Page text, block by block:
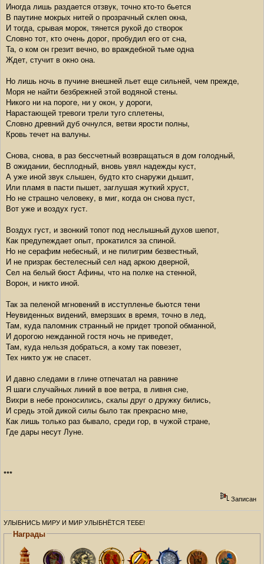
Иногда лишь раздается отзвук, точно кто-то бьется
В паутине мокрых нитей о прозрачный склеп окна,
И тогда, срывая морок, тянется рукой до створок
Словно тот, кто очень дорог, пробудил его от сна,
Та, о ком он грезит вечно, во враждебной тьме одна
Ждет, стучит в окно она.
Но лишь ночь в пучине внешней льет еще сильней, чем прежде,
Моря не найти безбрежней этой водяной стены.
Никого ни на пороге, ни у окон, у дороги,
Нарастающей тревоги трели туго сплетены,
Словно древний дуб очнулся, ветви ярости полны,
Кровь течет на валуны.
Снова, снова, в раз бессчетный возвращаться в дом голодный,
В ожидании, бесплодный, вновь увял надежды куст,
А уже иной звук слышен, будто кто снаружи дышит,
Или пламя в пасти пышет, заглушая жуткий хруст,
Но не страшно человеку, в миг, когда он снова пуст,
Вот уже и воздух густ.
Воздух густ, и звонкий топот под неслышный духов шепот,
Как предупеждает опыт, прокатился за спиной.
Но не серафим небесный, и не пилигрим безвестный,
И не призрак бестелесный сел над аркою дверной,
Сел на белый бюст Афины, что на полке на стенной,
Ворон, и никто иной.
Так за пеленой мгновений в исступленье бьются тени
Неувиденных видений, вмерзших в время, точно в лед,
Там, куда паломник странный не придет тропой обманной,
И дорогою нежданной гостя ночь не приведет,
Там, куда нельзя добраться, а кому так повезет,
Тех никто уж не спасет.
И давно следами в глине отпечатал на равнине
Я шаги случайных линий в вое ветра, в ливня сне,
Вихри в небе проносились, скалы друг о дружку бились,
И средь этой дикой силы было так прекрасно мне,
Как лишь только раз бывало, среди гор, в чужой стране,
Где дары несут Луне.
***
Записан
УЛЫБНИСЬ МИРУ И МИР УЛЫБНЁТСЯ ТЕБЕ!
Награды